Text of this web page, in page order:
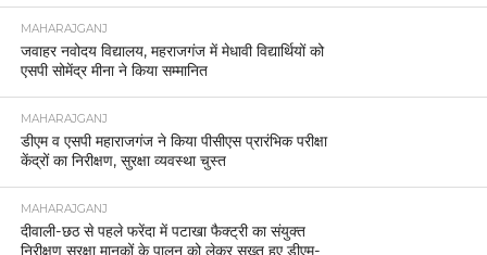
MAHARAJGANJ
जवाहर नवोदय विद्यालय, महराजगंज में मेधावी विद्यार्थियों को
एसपी सोमेंद्र मीना ने किया सम्मानित
MAHARAJGANJ
डीएम व एसपी महाराजगंज ने किया पीसीएस प्रारंभिक परीक्षा
केंद्रों का निरीक्षण, सुरक्षा व्यवस्था चुस्त
MAHARAJGANJ
दीवाली-छठ से पहले फरेंदा में पटाखा फैक्ट्री का संयुक्त
निरीक्षण सुरक्षा मानकों के पालन को लेकर सख्त हुए डीएम-